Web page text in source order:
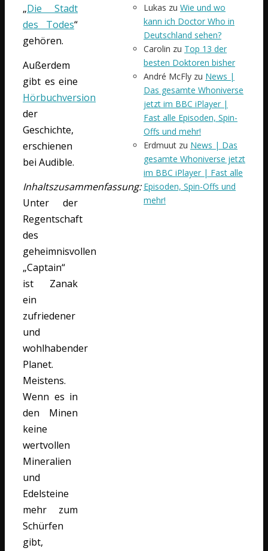
„Die Stadt
des Todes“
gehören.
Außerdem
gibt es eine
Hörbuchversion
der
Geschichte,
erschienen
bei Audible.
Inhaltszusammenfassung:
Unter der
Regentschaft
des
geheimnisvollen
„Captain“
ist Zanak
ein
zufriedener
und
wohlhabender
Planet.
Meistens.
Wenn es in
den Minen
keine
wertvollen
Mineralien
und
Edelsteine
mehr zum
Schürfen
gibt,
Lukas zu Wie und wo
kann ich Doctor Who in
Deutschland sehen?
Carolin zu Top 13 der
besten Doktoren bisher
André McFly zu News |
Das gesamte Whoniverse
jetzt im BBC iPlayer |
Fast alle Episoden, Spin-
Offs und mehr!
Erdmuut zu News | Das
gesamte Whoniverse jetzt
im BBC iPlayer | Fast alle
Episoden, Spin-Offs und
mehr!